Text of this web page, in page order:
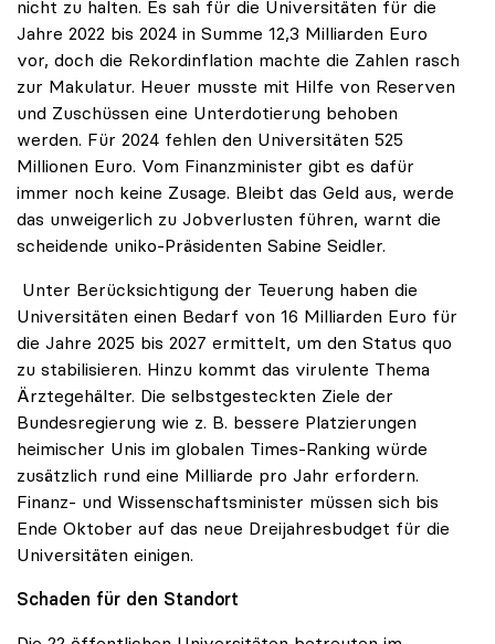
nicht zu halten. Es sah für die Universitäten für die
Jahre 2022 bis 2024 in Summe 12,3 Milliarden Euro
vor, doch die Rekordinflation machte die Zahlen rasch
zur Makulatur. Heuer musste mit Hilfe von Reserven
und Zuschüssen eine Unterdotierung behoben
werden. Für 2024 fehlen den Universitäten 525
Millionen Euro. Vom Finanzminister gibt es dafür
immer noch keine Zusage. Bleibt das Geld aus, werde
das unweigerlich zu Jobverlusten führen, warnt die
scheidende uniko-Präsidenten Sabine Seidler.
Unter Berücksichtigung der Teuerung haben die
Universitäten einen Bedarf von 16 Milliarden Euro für
die Jahre 2025 bis 2027 ermittelt, um den Status quo
zu stabilisieren. Hinzu kommt das virulente Thema
Ärztegehälter. Die selbstgesteckten Ziele der
Bundesregierung wie z. B. bessere Platzierungen
heimischer Unis im globalen Times-Ranking würde
zusätzlich rund eine Milliarde pro Jahr erfordern.
Finanz- und Wissenschaftsminister müssen sich bis
Ende Oktober auf das neue Dreijahresbudget für die
Universitäten einigen.
Schaden für den Standort